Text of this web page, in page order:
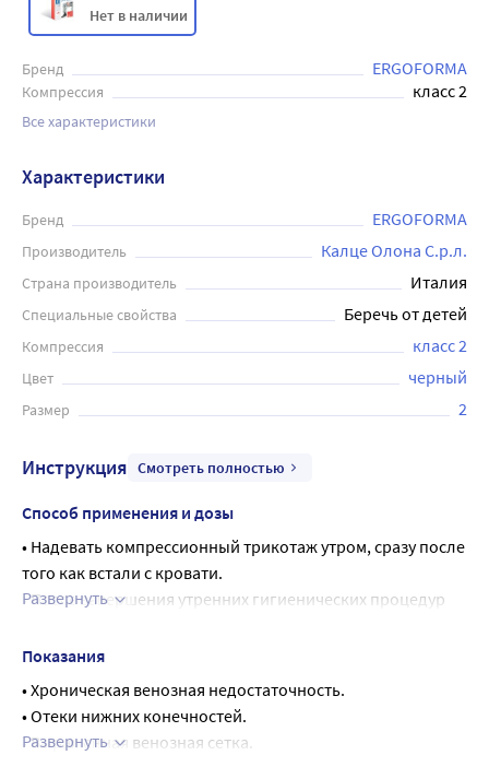
Нет в наличии
Бренд ERGOFORMA
Компрессия класс 2
Все характеристики
Характеристики
Бренд ERGOFORMA
Производитель Калце Олона С.р.л.
Страна производитель Италия
Специальные свойства Беречь от детей
Компрессия класс 2
Цвет черный
Размер 2
Инструкция Смотреть полностью
Способ применения и дозы
• Надевать компрессионный трикотаж утром, сразу после
того как встали с кровати.
• После завершения утренних гигиенических процедур
углом 30-45 градусов для нормализации оттока венозной
• Изделие вывернуть на изнаночную сторону до пятки.
правильно расположена на ноге.
Развернуть
Показания
• Хроническая венозная недостаточность.
• Отеки нижних конечностей.
• Выраженная венозная сетка.
Развернуть